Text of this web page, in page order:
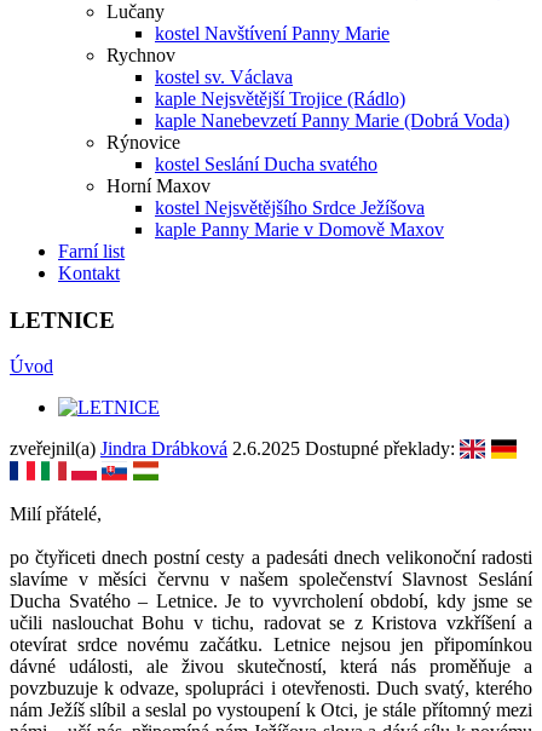
Lučany
kostel Navštívení Panny Marie
Rychnov
kostel sv. Václava
kaple Nejsvětější Trojice (Rádlo)
kaple Nanebevzetí Panny Marie (Dobrá Voda)
Rýnovice
kostel Seslání Ducha svatého
Horní Maxov
kostel Nejsvětějšího Srdce Ježíšova
kaple Panny Marie v Domově Maxov
Farní list
Kontakt
LETNICE
Úvod
zveřejnil(a) Jindra Drábková 2.6.2025 Dostupné překlady:
Milí přátelé,
po čtyřiceti dnech postní cesty a padesáti dnech velikonoční radosti
slavíme v měsíci červnu v našem společenství Slavnost Seslání
Ducha Svatého – Letnice. Je to vyvrcholení období, kdy jsme se
učili naslouchat Bohu v tichu, radovat se z Kristova vzkříšení a
otevírat srdce novému začátku. Letnice nejsou jen připomínkou
dávné události, ale živou skutečností, která nás proměňuje a
povzbuzuje k odvaze, spolupráci i otevřenosti. Duch svatý, kterého
nám Ježíš slíbil a seslal po vystoupení k Otci, je stále přítomný mezi